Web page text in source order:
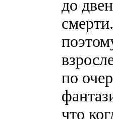
до
по
что